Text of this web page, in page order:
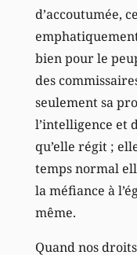
d’accoutumée,
bien pour le
des
seulement sa
l’intelligence et
qu’elle régit ;
temps normal
la méfiance à
même.
Quand nos